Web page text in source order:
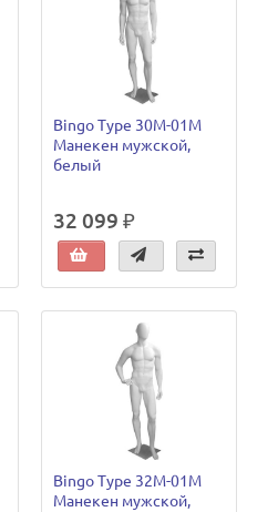
Bingo Type 30M-01M
Манекен мужской,
белый
32 099 ₽
Bingo Type 32M-01M
Манекен мужской,